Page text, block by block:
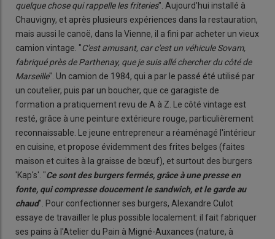
quelque chose qui rappelle les friteries". Aujourd'hui installé à
Chauvigny, et après plusieurs expériences dans la restauration,
mais aussi le canoë, dans la Vienne, il a fini par acheter un vieux
camion vintage. "C'est amusant, car c'est un véhicule Sovam,
fabriqué près de Parthenay, que je suis allé chercher du côté de
Marseille". Un camion de 1984, qui a par le passé été utilisé par
un coutelier, puis par un boucher, que ce garagiste de
formation a pratiquement revu de A à Z. Le côté vintage est
resté, grâce à une peinture extérieure rouge, particulièrement
reconnaissable. Le jeune entrepreneur a réaménagé l'intérieur
en cuisine, et propose évidemment des frites belges (faites
maison et cuites à la graisse de bœuf), et surtout des burgers
'Kap's'. "Ce sont des burgers fermés, grâce à une presse en
fonte, qui compresse doucement le sandwich, et le garde au
chaud". Pour confectionner ses burgers, Alexandre Culot
essaye de travailler le plus possible localement: il fait fabriquer
ses pains à l'Atelier du Pain à Migné-Auxances (nature, à